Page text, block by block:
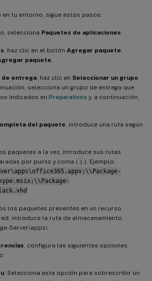
en tu entorno, sigue estos pasos:
selecciona Paquetes de aplicaciones
, haz clic en el botón Agregar paquete
paquete
de entrega , haz clic en Seleccionar un grupo
selecciona un grupo de entrega que
indicados en Preparativos y, a continuación,
del paquete , introduce una ruta según
paquetes a la vez, introduce sus rutas
por punto y coma ( ; ). Ejemplo:
los paquetes presentes en un recurso
introduce la ruta de almacenamiento.
Server\apps\
, configura las siguientes opciones
: Selecciona esta opción para sobrescribir un